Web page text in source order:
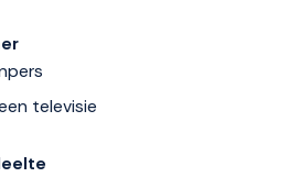
televisie